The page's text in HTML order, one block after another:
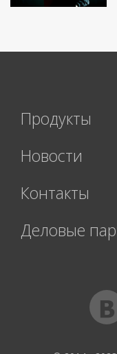
Продукты
Новости
Контакты
Деловые